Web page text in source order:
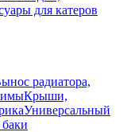
для катеров
радиатора,
Крыши,
Универсальный